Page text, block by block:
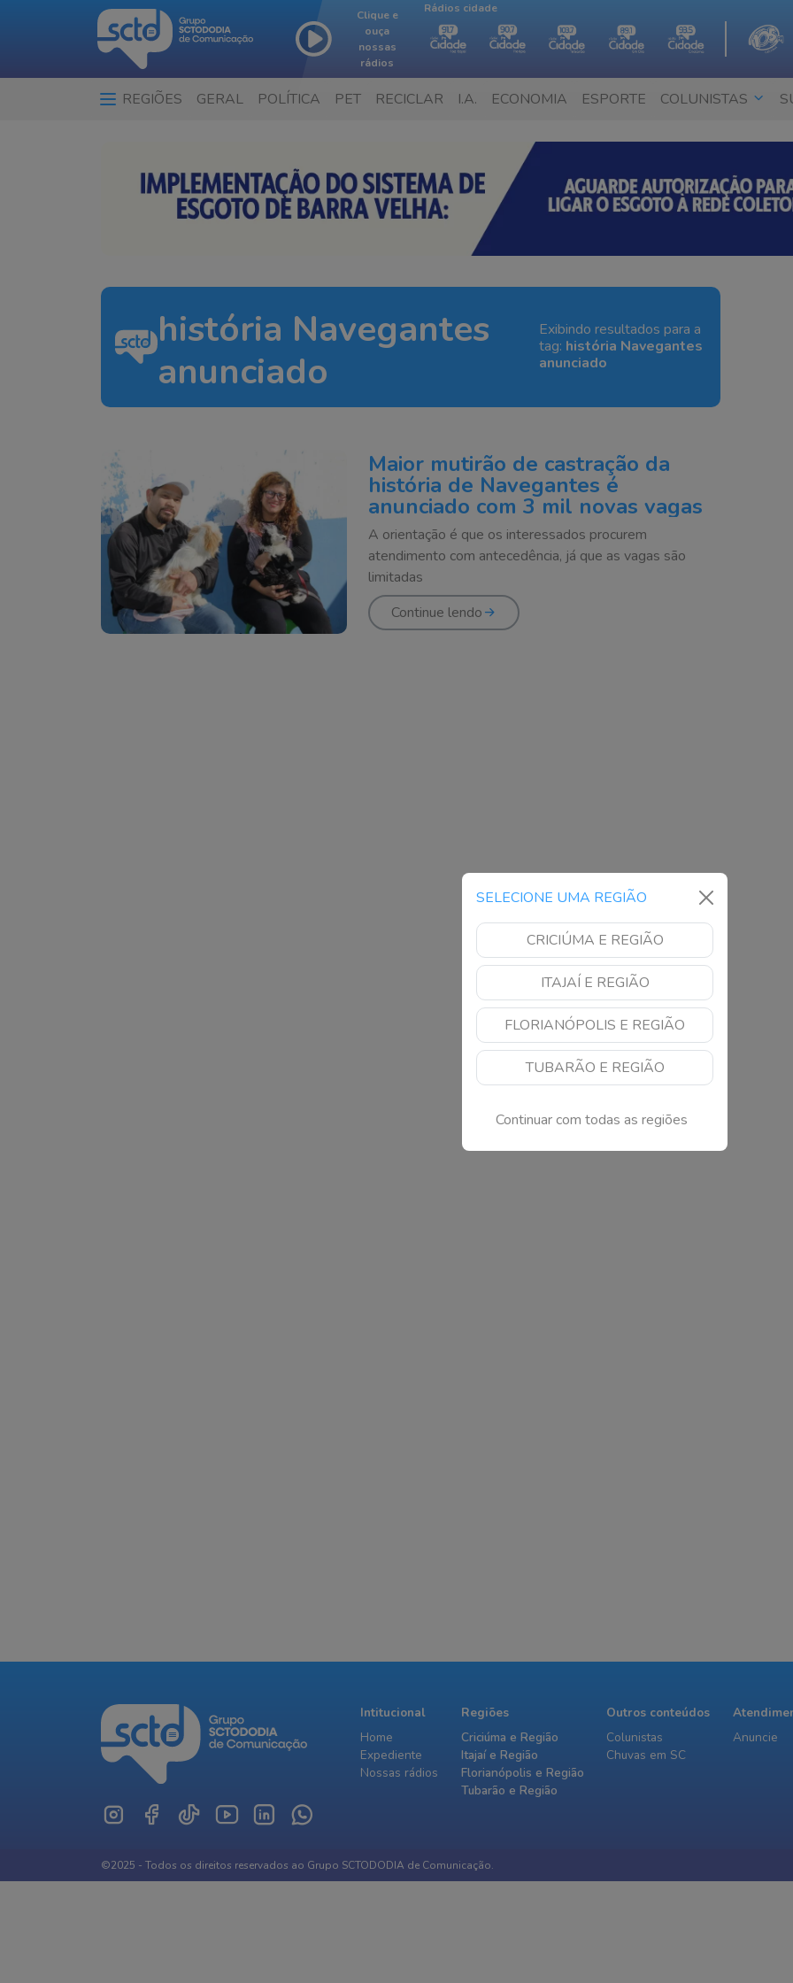
Clique e
ouça
nossas
rádios
Rádios cidade
REGIÕES GERAL POLÍTICA PET RECICLAR I.A. ECONOMIA ESPORTE COLUNISTAS
SELECIONE UMA REGIÃO
CRICIÚMA E REGIÃO
ITAJAÍ E REGIÃO
FLORIANÓPOLIS E REGIÃO
TUBARÃO E REGIÃO
Continuar com todas as regiões
história Navegantes
anunciado
Exibindo resultados para a
tag: história Navegantes
anunciado
Maior mutirão de castração da
história de Navegantes é
anunciado com 3 mil novas vagas
A orientação é que os interessados procurem
atendimento com antecedência, já que as vagas são
limitadas
Continue lendo
Intitucional
Home
Expediente
Nossas rádios
Regiões
Criciúma e Região
Itajaí e Região
Florianópolis e Região
Tubarão e Região
Outros conteúdos
Colunistas
Chuvas em SC
Anuncie
©2025 - Todos os direitos reservados ao Grupo SCTODODIA de Comunicação.